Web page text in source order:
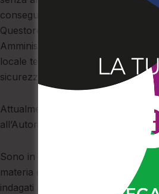
conseguenza del grave episodio
Questore di Vibo Valentia, a
Amministrativa, ha poi emesso
locale teatro degli eventi, secondo
sicurezza,
Attualmente, dunque, sono in tutto
all’Autorità Giudiziaria per il reato
Sono in corso ulteriori
materia di misure di prevenzione
indagati residenti a Vibo Valentia.